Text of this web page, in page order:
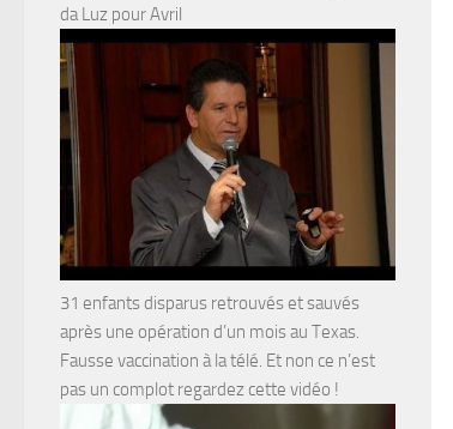
da Luz pour Avril
31 enfants disparus retrouvés et sauvés
après une opération d’un mois au Texas.
Fausse vaccination à la télé. Et non ce n’est
pas un complot regardez cette vidéo !